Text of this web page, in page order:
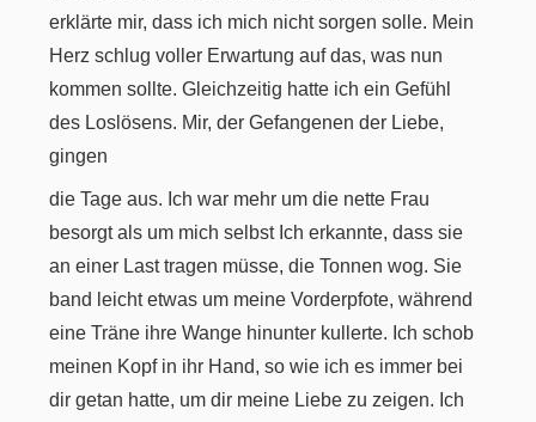
erklärte mir, dass ich mich nicht sorgen solle. Mein
Herz schlug voller Erwartung auf das, was nun
kommen sollte. Gleichzeitig hatte ich ein Gefühl
des Loslösens. Mir, der Gefangenen der Liebe,
gingen
die Tage aus. Ich war mehr um die nette Frau
besorgt als um mich selbst Ich erkannte, dass sie
an einer Last tragen müsse, die Tonnen wog. Sie
band leicht etwas um meine Vorderpfote, während
eine Träne ihre Wange hinunter kullerte. Ich schob
meinen Kopf in ihr Hand, so wie ich es immer bei
dir getan hatte, um dir meine Liebe zu zeigen. Ich